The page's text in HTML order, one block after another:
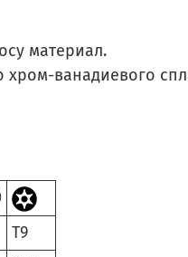
материал.
ванадиевого
T9